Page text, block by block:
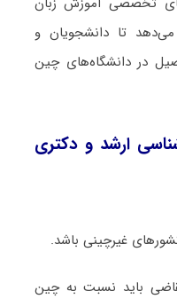
تا دانشجویان و
در دانشگاه‌های چین
ارشد و دکتری
غیرچینی باشد.
باید نسبت به چین